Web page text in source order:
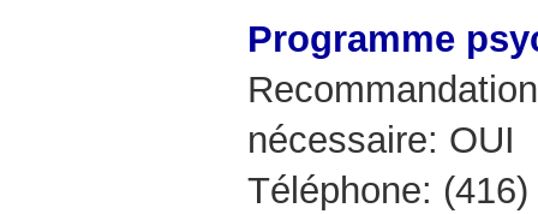
Programme
nécessaire: OUI
Téléphone: